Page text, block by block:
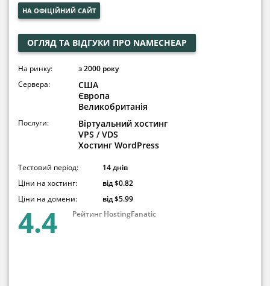
НА ОФІЦІЙНИЙ САЙТ
ОГЛЯД ТА ВІДГУКИ ПРО NAMECHEAP
На ринку:
з 2000 року
Сервера:
США
Європа
Великобританія
Послуги:
Віртуальний хостинг
VPS / VDS
Хостинг WordPress
Тестовий період:
14 днів
Ціни на хостинг:
від $0.82
Ціни на домени:
від $5.99
4.4 Рейтинг HostingFanatic